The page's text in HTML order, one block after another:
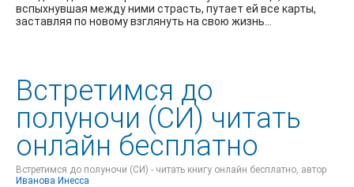
вспыхнувшая между ними страсть, путает ей все карты,
заставляя по новому взглянуть на свою жизнь…
Встретимся до
полуночи (СИ) читать
онлайн бесплатно
Встретимся до полуночи (СИ) - читать книгу онлайн бесплатно, автор
Иванова Инесса